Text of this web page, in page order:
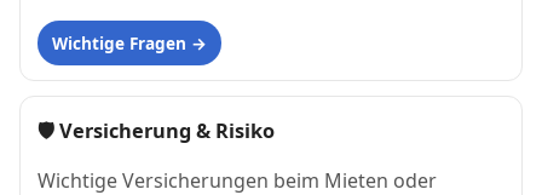
Wichtige Fragen
🛡 Versicherung & Risiko
Wichtige Versicherungen beim Mieten oder